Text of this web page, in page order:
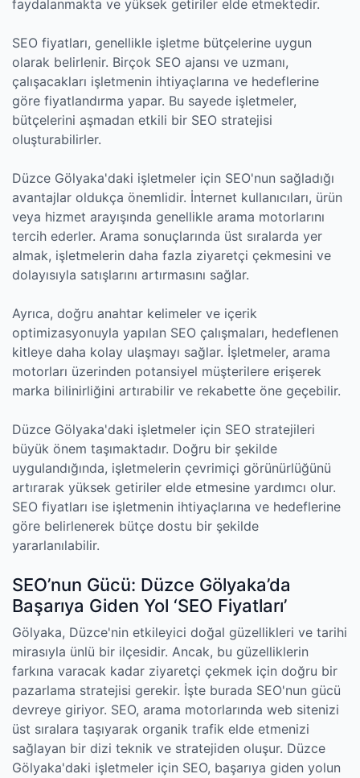
faydalanmakta ve yüksek getiriler elde etmektedir.
SEO fiyatları, genellikle işletme bütçelerine uygun
olarak belirlenir. Birçok SEO ajansı ve uzmanı,
çalışacakları işletmenin ihtiyaçlarına ve hedeflerine
göre fiyatlandırma yapar. Bu sayede işletmeler,
bütçelerini aşmadan etkili bir SEO stratejisi
oluşturabilirler.
Düzce Gölyaka'daki işletmeler için SEO'nun sağladığı
avantajlar oldukça önemlidir. İnternet kullanıcıları, ürün
veya hizmet arayışında genellikle arama motorlarını
tercih ederler. Arama sonuçlarında üst sıralarda yer
almak, işletmelerin daha fazla ziyaretçi çekmesini ve
dolayısıyla satışlarını artırmasını sağlar.
Ayrıca, doğru anahtar kelimeler ve içerik
optimizasyonuyla yapılan SEO çalışmaları, hedeflenen
kitleye daha kolay ulaşmayı sağlar. İşletmeler, arama
motorları üzerinden potansiyel müşterilere erişerek
marka bilinirliğini artırabilir ve rekabette öne geçebilir.
Düzce Gölyaka'daki işletmeler için SEO stratejileri
büyük önem taşımaktadır. Doğru bir şekilde
uygulandığında, işletmelerin çevrimiçi görünürlüğünü
artırarak yüksek getiriler elde etmesine yardımcı olur.
SEO fiyatları ise işletmenin ihtiyaçlarına ve hedeflerine
göre belirlenerek bütçe dostu bir şekilde
yararlanılabilir.
SEO’nun Gücü: Düzce Gölyaka’da
Başarıya Giden Yol ‘SEO Fiyatları’
Gölyaka, Düzce'nin etkileyici doğal güzellikleri ve tarihi
mirasıyla ünlü bir ilçesidir. Ancak, bu güzelliklerin
farkına varacak kadar ziyaretçi çekmek için doğru bir
pazarlama stratejisi gerekir. İşte burada SEO'nun gücü
devreye giriyor. SEO, arama motorlarında web sitenizi
üst sıralara taşıyarak organik trafik elde etmenizi
sağlayan bir dizi teknik ve stratejiden oluşur. Düzce
Gölyaka'daki işletmeler için SEO, başarıya giden yolun